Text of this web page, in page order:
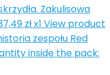
Zakulisowa
złx1 View product
zespołu Red
inside the pack: